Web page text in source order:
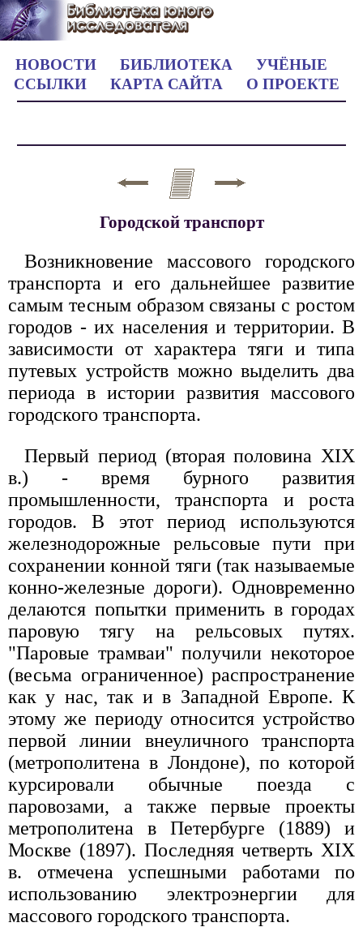
НОВОСТИ БИБЛИОТЕКА
УЧЁНЫЕ
ССЫЛКИ
КАРТА САЙТА О ПРОЕКТЕ
Городской транспорт
Возникновение массового городского
транспорта и его дальнейшее развитие
самым тесным образом связаны с ростом
городов - их населения и территории. В
зависимости от характера тяги и типа
путевых устройств можно выделить два
периода в истории развития массового
городского транспорта.
Первый период (вторая половина XIX
в.) - время бурного развития
промышленности, транспорта и роста
городов. В этот период используются
железнодорожные рельсовые пути при
сохранении конной тяги (так называемые
конно-железные дороги). Одновременно
делаются попытки применить в городах
паровую тягу на рельсовых путях.
"Паровые трамваи" получили некоторое
(весьма ограниченное) распространение
как у нас, так и в Западной Европе. К
этому же периоду относится устройство
первой линии внеуличного транспорта
(метрополитена в Лондоне), по которой
курсировали обычные поезда с
паровозами, а также первые проекты
метрополитена в Петербурге (1889) и
Москве (1897). Последняя четверть XIX
в. отмечена успешными работами по
использованию электроэнергии для
массового городского транспорта.